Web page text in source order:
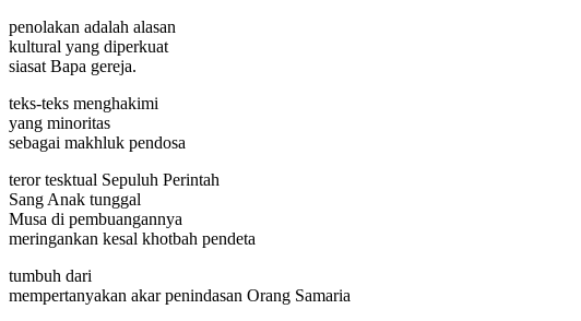
penolakan adalah alasan
kultural yang diperkuat
siasat Bapa gereja.
teks-teks menghakimi
yang minoritas
sebagai makhluk pendosa
teror tesktual Sepuluh Perintah
Sang Anak tunggal
Musa di pembuangannya
meringankan kesal khotbah pendeta
tumbuh dari
mempertanyakan akar penindasan Orang Samaria